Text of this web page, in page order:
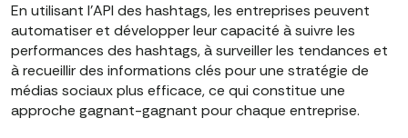
En utilisant l'API des hashtags, les entreprises peuvent
automatiser et développer leur capacité à suivre les
performances des hashtags, à surveiller les tendances et
à recueillir des informations clés pour une stratégie de
médias sociaux plus efficace, ce qui constitue une
approche gagnant-gagnant pour chaque entreprise.